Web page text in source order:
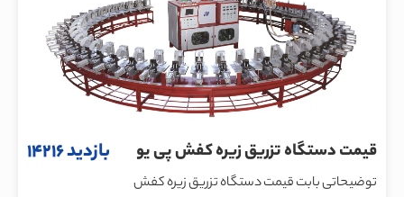
قیمت دستگاه تزریق زیره کفش پی یو بازدید 14216
توضیحاتی بابت قیمت دستگاه تزریق زیره کفش